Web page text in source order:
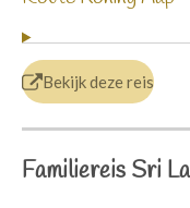
Bekijk deze reis
Familiereis Sri